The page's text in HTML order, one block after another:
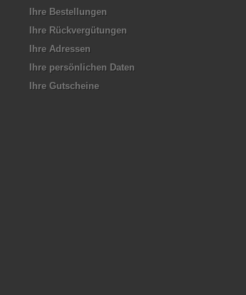
Ihre Bestellungen
Ihre Rückvergütungen
Ihre Adressen
Ihre persönlichen Daten
Ihre Gutscheine